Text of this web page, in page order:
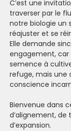
C’est une
traverser par le
notre biologie un
réajuster et se
Elle demande
engagement, car
semence à
refuge, mais une
conscience
Bienvenue dans
d’alignement,
d’expansion.